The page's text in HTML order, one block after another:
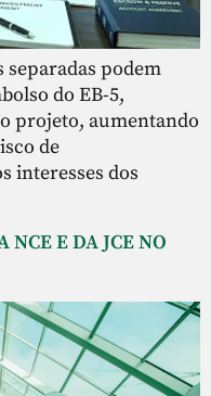
separadas podem
do EB-5,
projeto, aumentando
de
interesses dos
NCE E DA JCE NO